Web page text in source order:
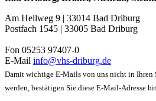
Am Hellweg 9 | 33014 Bad Driburg
Postfach 1545 | 33005 Bad Driburg
Fon 05253 97407-0
E-Mail info@vhs-driburg.de
Damit wichtige E-Mails von uns nicht in Ihren
werden, bestätigen Sie diese E-Mail-Adresse